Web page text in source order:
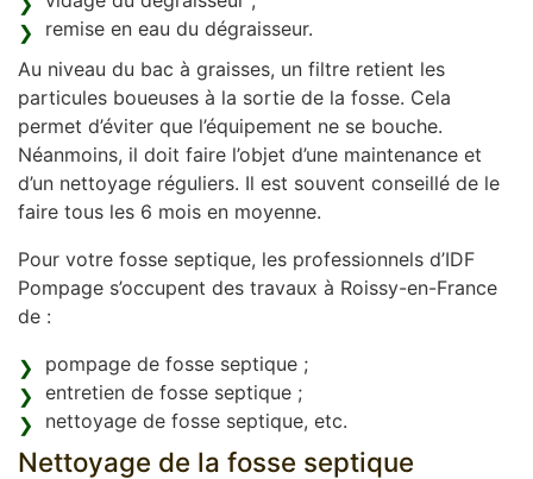
remise en eau du dégraisseur.
Au niveau du bac à graisses, un filtre retient les
particules boueuses à la sortie de la fosse. Cela
permet d’éviter que l’équipement ne se bouche.
Néanmoins, il doit faire l’objet d’une maintenance et
d’un nettoyage réguliers. Il est souvent conseillé de le
faire tous les 6 mois en moyenne.
Pour votre fosse septique, les professionnels d’IDF
Pompage s’occupent des travaux à Roissy-en-France
de :
pompage de fosse septique ;
entretien de fosse septique ;
nettoyage de fosse septique, etc.
Nettoyage de la fosse septique